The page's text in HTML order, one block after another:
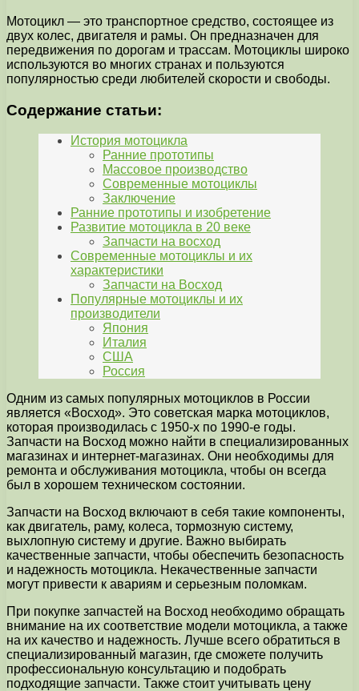
Мотоцикл — это транспортное средство, состоящее из
двух колес, двигателя и рамы. Он предназначен для
передвижения по дорогам и трассам. Мотоциклы широко
используются во многих странах и пользуются
популярностью среди любителей скорости и свободы.
Содержание статьи:
История мотоцикла
Ранние прототипы
Массовое производство
Современные мотоциклы
Заключение
Ранние прототипы и изобретение
Развитие мотоцикла в 20 веке
Запчасти на восход
Современные мотоциклы и их
характеристики
Запчасти на Восход
Популярные мотоциклы и их
производители
Япония
Италия
США
Россия
Одним из самых популярных мотоциклов в России
является «Восход». Это советская марка мотоциклов,
которая производилась с 1950-х по 1990-е годы.
Запчасти на Восход можно найти в специализированных
магазинах и интернет-магазинах. Они необходимы для
ремонта и обслуживания мотоцикла, чтобы он всегда
был в хорошем техническом состоянии.
Запчасти на Восход включают в себя такие компоненты,
как двигатель, раму, колеса, тормозную систему,
выхлопную систему и другие. Важно выбирать
качественные запчасти, чтобы обеспечить безопасность
и надежность мотоцикла. Некачественные запчасти
могут привести к авариям и серьезным поломкам.
При покупке запчастей на Восход необходимо обращать
внимание на их соответствие модели мотоцикла, а также
на их качество и надежность. Лучше всего обратиться в
специализированный магазин, где сможете получить
профессиональную консультацию и подобрать
подходящие запчасти. Также стоит учитывать цену